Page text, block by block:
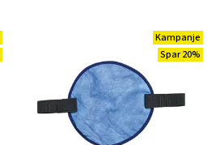
Kampanje
Spar 20%